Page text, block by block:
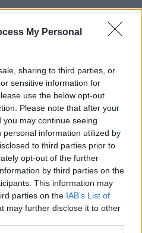
My Personal
sharing to third parties, or
sensitive information for
use the below opt-out
Please note that after your
may continue seeing
information utilized by
to third parties prior to
opt-out of the further
by third parties on the
This information may
parties on the IAB’s List of
may further disclose it to other
2026/27 debido a la
económica del club.
apele esta decisión ante la
de Francia el 23 de
en la temporada 2026/27.
en la temporada 2025/26,
incluyendo los tres